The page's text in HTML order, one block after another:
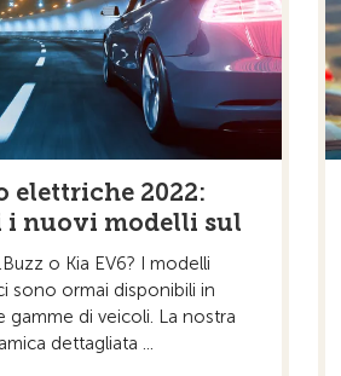
elettriche 2022:
nuovi modelli sul
o Kia EV6? I modelli
sono ormai disponibili in
gamme di veicoli. La nostra
dettagliata ...